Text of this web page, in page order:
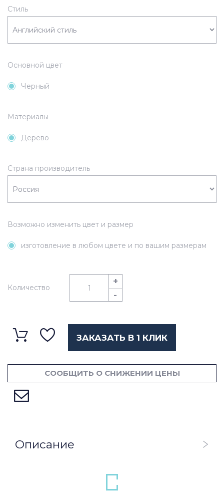
Черный
Дерево
изготовление в любом цвете и по вашим размерам
Количество
+
-
ЗАКАЗАТЬ В 1 КЛИК
СООБЩИТЬ О СНИЖЕНИИ ЦЕНЫ
Описание